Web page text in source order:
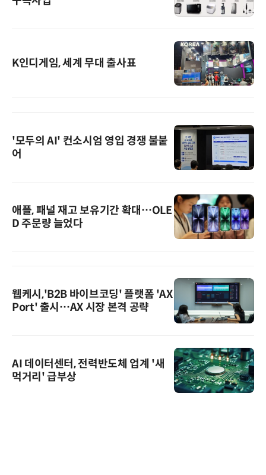
K인디게임, 세계 무대 출사표
'모두의 AI' 컨소시엄 영입 경쟁 불붙
어
애플, 패널 재고 보유기간 확대…OLE
D 주문량 늘었다
웹케시,'B2B 바이브코딩' 플랫폼 'AX
Port' 출시…AX 시장 본격 공략
AI 데이터센터, 전력반도체 업계 '새
먹거리' 급부상